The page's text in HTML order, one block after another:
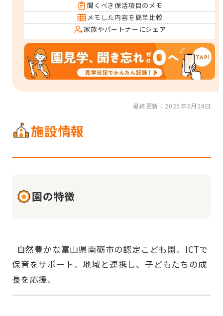
聞くべき保活項目のメモ
メモした内容を簡単比較
家族やパートナーにシェア
最終更新：2025年3月24日
施設情報
園の特徴
保育をサポート。地域と連携し、子どもたちの成